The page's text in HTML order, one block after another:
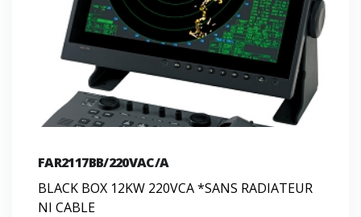
FAR2117BB/220VAC/A
BLACK BOX 12KW 220VCA *SANS RADIATEUR
NI CABLE